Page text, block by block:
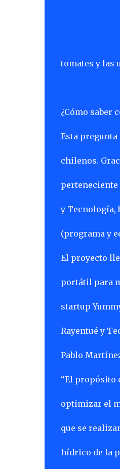
tomates y las
¿Cómo saber
Esta
chilenos.
y Tecnología,
(programa y
El proyecto
portátil para
startup
Rayentué y
Pablo
“El propósito
optimizar el
que se
hídrico de la